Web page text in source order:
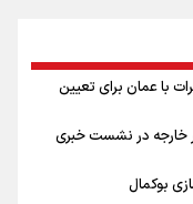
با عمان برای تعیین
خارجه در نشست خبری
بوکمال